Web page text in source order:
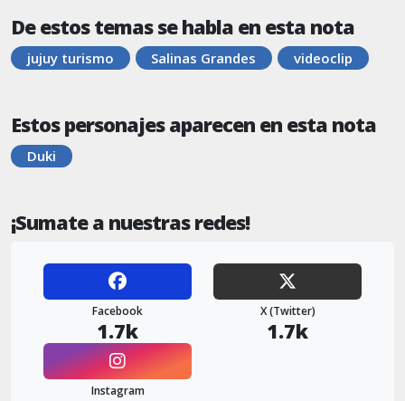
De estos temas se habla en esta nota
jujuy turismo Salinas Grandes videoclip
Estos personajes aparecen en esta nota
Duki
¡Sumate a nuestras redes!
Facebook
1.7k
X (Twitter)
1.7k
Instagram